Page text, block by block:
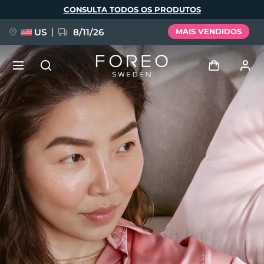
principal
CONSULTA TODOS OS PRODUTOS
US 8/11/26 MAIS VENDIDOS
Entrar
Perfil de usuário
Meus aparelhos
Meus pedidos
Meus endereços
As minhas subscrições
NOVIDADE
FAQ™ Pure Beauty-Tech Elixir
BREAKING NEWS
issa™ Teeth Whitening Set
Idioma
English Deutsch
Español
Français
Italiano
Português
Polski
Svenska
Русский
Türkçe
简体中文 繁體中文